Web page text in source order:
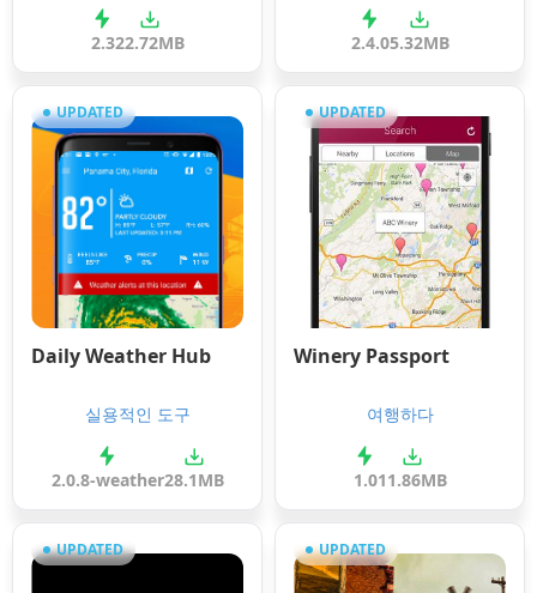
2.322.72MB 2.4.05.32MB
UPDATED
Daily Weather Hub
실용적인 도구
2.0.8-weather28.1MB
UPDATED
Winery Passport
여행하다
1.011.86MB
UPDATED UPDATED